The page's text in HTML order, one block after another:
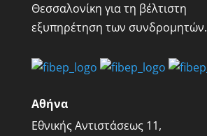
Θεσσαλονίκη για τη βέλτιστη
εξυπηρέτηση των συνδρομητών.
Αθήνα
Εθνικής Αντιστάσεως 11,